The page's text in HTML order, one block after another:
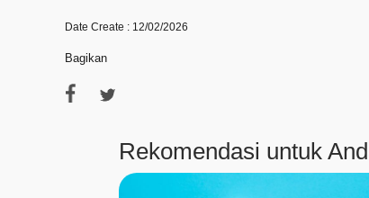
Date Create : 12/02/2026
Bagikan
Rekomendasi untuk